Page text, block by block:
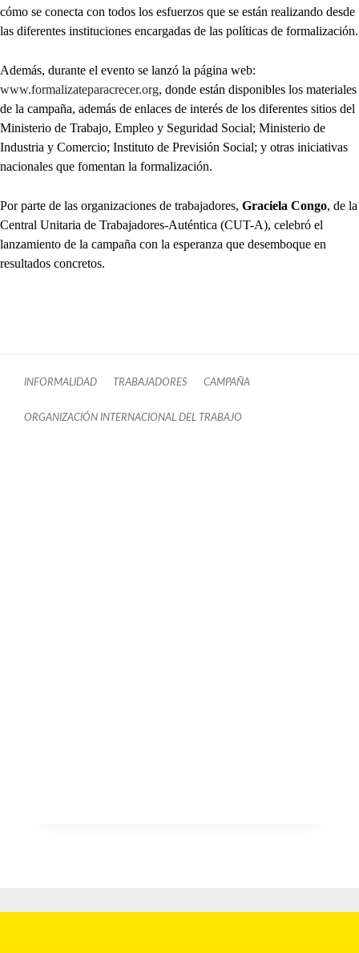
cómo se conecta con todos los esfuerzos que se están realizando desde
las diferentes instituciones encargadas de las políticas de formalización.
Además, durante el evento se lanzó la página web:
www.formalizateparacrecer.org, donde están disponibles los materiales
de la campaña, además de enlaces de interés de los diferentes sitios del
Ministerio de Trabajo, Empleo y Seguridad Social; Ministerio de
Industria y Comercio; Instituto de Previsión Social; y otras iniciativas
nacionales que fomentan la formalización.
Por parte de las organizaciones de trabajadores, Graciela Congo, de la
Central Unitaria de Trabajadores-Auténtica (CUT-A), celebró el
lanzamiento de la campaña con la esperanza que desemboque en
resultados concretos.
INFORMALIDAD TRABAJADORES CAMPAÑA
ORGANIZACIÓN INTERNACIONAL DEL TRABAJO